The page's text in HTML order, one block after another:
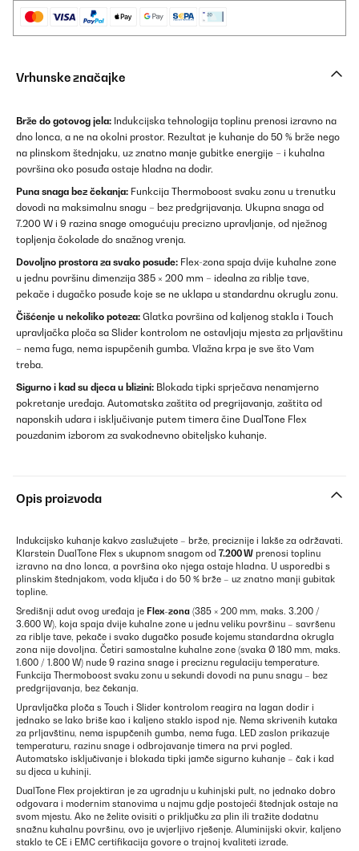
Vrhunske značajke
Brže do gotovog jela: Indukcijska tehnologija toplinu prenosi izravno na
dno lonca, a ne na okolni prostor. Rezultat je kuhanje do 50 % brže nego
na plinskom štednjaku, uz znatno manje gubitke energije – i kuhalna
površina oko posuđa ostaje hladna na dodir.
Puna snaga bez čekanja: Funkcija Thermoboost svaku zonu u trenutku
dovodi na maksimalnu snagu – bez predgrijavanja. Ukupna snaga od
7.200 W i 9 razina snage omogućuju precizno upravljanje, od nježnog
topljenja čokolade do snažnog vrenja.
Dovoljno prostora za svako posuđe: Flex-zona spaja dvije kuhalne zone
u jednu površinu dimenzija 385 × 200 mm – idealna za riblje tave,
pekače i dugačko posuđe koje se ne uklapa u standardnu okruglu zonu.
Čišćenje u nekoliko poteza: Glatka površina od kaljenog stakla i Touch
upravljačka ploča sa Slider kontrolom ne ostavljaju mjesta za prljavštinu
– nema fuga, nema ispupčenih gumba. Vlažna krpa je sve što Vam
treba.
Sigurno i kad su djeca u blizini: Blokada tipki sprječava nenamjerno
pokretanje uređaja. Automatska zaštita od pregrijavanja, zaštita od
naponskih udara i isključivanje putem timera čine DualTone Flex
pouzdanim izborom za svakodnevno obiteljsko kuhanje.
Opis proizvoda
Indukcijsko kuhanje kakvo zaslužujete – brže, preciznije i lakše za održavati.
Klarstein DualTone Flex s ukupnom snagom od 7.200 W prenosi toplinu
izravno na dno lonca, a površina oko njega ostaje hladna. U usporedbi s
plinskim štednjakom, voda ključa i do 50 % brže – uz znatno manji gubitak
topline.
Središnji adut ovog uređaja je Flex-zona (385 × 200 mm, maks. 3.200 /
3.600 W), koja spaja dvije kuhalne zone u jednu veliku površinu – savršenu
za riblje tave, pekače i svako dugačko posuđe kojemu standardna okrugla
zona nije dovoljna. Četiri samostalne kuhalne zone (svaka Ø 180 mm, maks.
1.600 / 1.800 W) nude 9 razina snage i preciznu regulaciju temperature.
Funkcija Thermoboost svaku zonu u sekundi dovodi na punu snagu – bez
predgrijavanja, bez čekanja.
Upravljačka ploča s Touch i Slider kontrolom reagira na lagan dodir i
jednako se lako briše kao i kaljeno staklo ispod nje. Nema skrivenih kutaka
za prljavštinu, nema ispupčenih gumba, nema fuga. LED zaslon prikazuje
temperaturu, razinu snage i odbrojavanje timera na prvi pogled.
Automatsko isključivanje i blokada tipki jamče sigurno kuhanje – čak i kad
su djeca u kuhinji.
DualTone Flex projektiran je za ugradnju u kuhinjski pult, no jednako dobro
odgovara i modernim stanovima u najmu gdje postojeći štednjak ostaje na
svom mjestu. Ako ne želite ovisiti o priključku za plin ili tražite dodatnu
snažnu kuhalnu površinu, ovo je uvjerljivo rješenje. Aluminijski okvir, kaljeno
staklo te CE i EMC certifikacija govore o trajnoj kvaliteti izrade.